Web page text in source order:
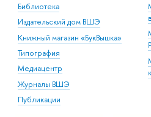
Библиотека
Издательский дом ВШЭ
Книжный магазин «БукВышка»
Типография
Медиацентр
Журналы ВШЭ
Публикации